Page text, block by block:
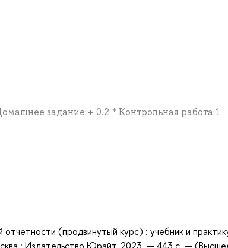
задание + 0.2 * Контрольная работа 1
(продвинутый курс) : учебник и